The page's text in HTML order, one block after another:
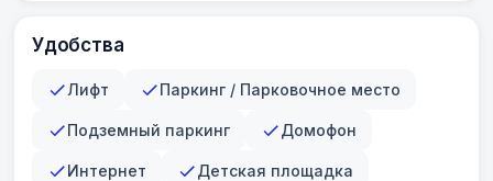
Удобства
Лифт Паркинг / Парковочное место
Подземный паркинг Домофон
Интернет Детская площадка